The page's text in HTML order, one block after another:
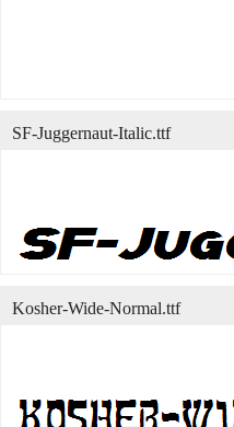
SF-Juggernaut-Italic.ttf
Kosher-Wide-Normal.ttf